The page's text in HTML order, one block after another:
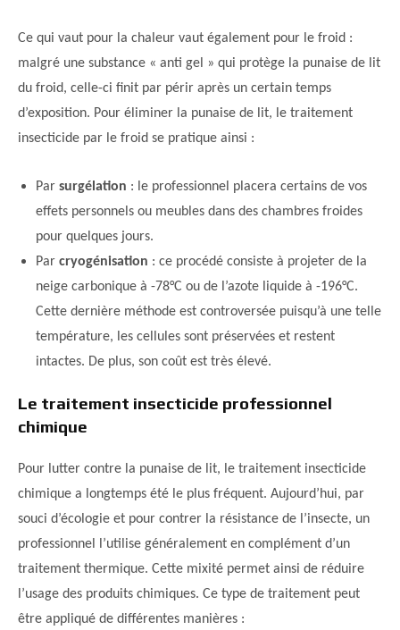
Ce qui vaut pour la chaleur vaut également pour le froid :
malgré une substance « anti gel » qui protège la punaise de lit
du froid, celle-ci finit par périr après un certain temps
d’exposition. Pour éliminer la punaise de lit, le traitement
insecticide par le froid se pratique ainsi :
Par surgélation : le professionnel placera certains de vos
effets personnels ou meubles dans des chambres froides
pour quelques jours.
Par cryogénisation : ce procédé consiste à projeter de la
neige carbonique à -78°C ou de l’azote liquide à -196°C.
Cette dernière méthode est controversée puisqu’à une telle
température, les cellules sont préservées et restent
intactes. De plus, son coût est très élevé.
Le traitement insecticide professionnel
chimique
Pour lutter contre la punaise de lit, le traitement insecticide
chimique a longtemps été le plus fréquent. Aujourd’hui, par
souci d’écologie et pour contrer la résistance de l’insecte, un
professionnel l’utilise généralement en complément d’un
traitement thermique. Cette mixité permet ainsi de réduire
l’usage des produits chimiques. Ce type de traitement peut
être appliqué de différentes manières :